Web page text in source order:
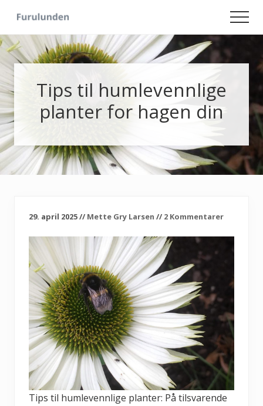
main
content
primary
sidebar
Hageliv
-
Lise
for
sjelen
Tips til humlevennlige
planter for hagen din
29. april 2025// Mette Gry Larsen // 2 Kommentarer
Tips til humlevennlige planter: På tilsvarende